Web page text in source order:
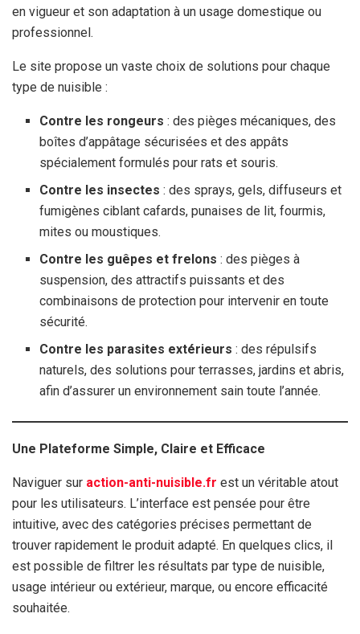
en vigueur et son adaptation à un usage domestique ou
professionnel.
Le site propose un vaste choix de solutions pour chaque
type de nuisible :
Contre les rongeurs : des pièges mécaniques, des
boîtes d’appâtage sécurisées et des appâts
spécialement formulés pour rats et souris.
Contre les insectes : des sprays, gels, diffuseurs et
fumigènes ciblant cafards, punaises de lit, fourmis,
mites ou moustiques.
Contre les guêpes et frelons : des pièges à
suspension, des attractifs puissants et des
combinaisons de protection pour intervenir en toute
sécurité.
Contre les parasites extérieurs : des répulsifs
naturels, des solutions pour terrasses, jardins et abris,
afin d’assurer un environnement sain toute l’année.
Une Plateforme Simple, Claire et Efficace
Naviguer sur action-anti-nuisible.fr est un véritable atout
pour les utilisateurs. L’interface est pensée pour être
intuitive, avec des catégories précises permettant de
trouver rapidement le produit adapté. En quelques clics, il
est possible de filtrer les résultats par type de nuisible,
usage intérieur ou extérieur, marque, ou encore efficacité
souhaitée.